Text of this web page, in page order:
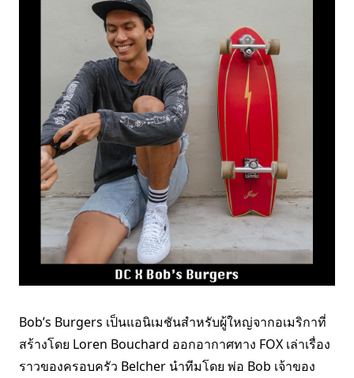
Bob’s Burgers เป็นแอนิเมชันสำหรับผู้ใหญ่จากอเมริกาที่
สร้างโดย Loren Bouchard ออกอากาศทาง FOX เล่าเรื่อง
ราวของครอบครัว Belcher นำทีมโดย พ่อ Bob เจ้าของ